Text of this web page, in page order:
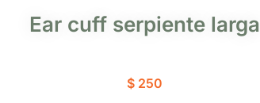
Ear cuff serpiente larga
$250